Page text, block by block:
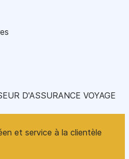
D'ASSURANCE VOYAGE
et service à la clientèle